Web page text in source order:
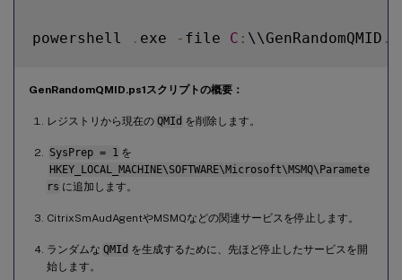
powershell . exe - file C : \\GenRandomQMID .
GenRandomQMID.ps1スクリプトの概要：
レジストリから現在の QMId を削除します。
SysPrep = 1 を
HKEY_LOCAL_MACHINE\SOFTWARE\Microsoft\MSMQ\Paramete
rs に追加します。
CitrixSmAudAgentやMSMQなどの関連サービスを停止します。
ランダムな QMId を生成するために、先ほど停止したサービスを開
始します。